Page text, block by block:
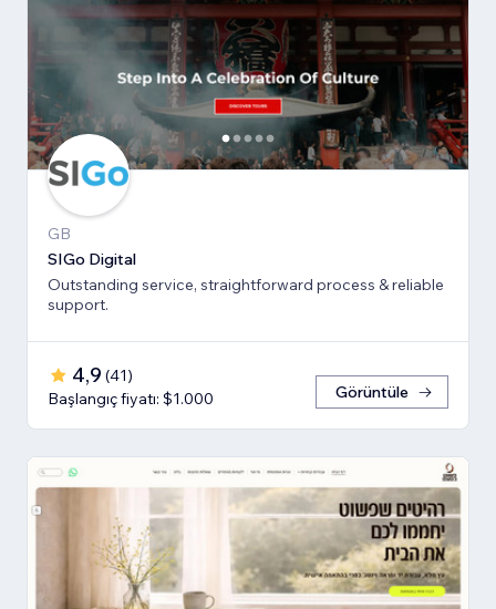
GB
SIGo Digital
Outstanding service, straightforward process & reliable
support.
4,9 (41)
Başlangıç fiyatı: $1.000
Görüntüle